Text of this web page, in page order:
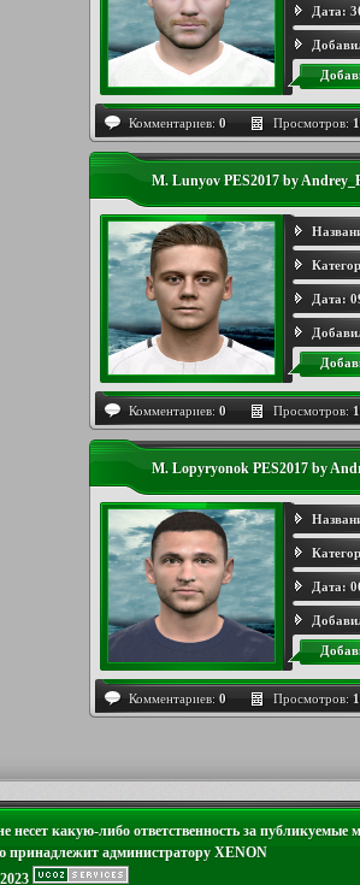
Дата:
Комментариев: 0 Просмотров:
M. Lunyov PES2017 by
Дата:
Комментариев: 0 Просмотров:
M. Lopyryonok PES2017 by
Дата:
Комментариев: 0 Просмотров:
несет какую-либо ответственность за публикуемые
принадлежит администратору XENON